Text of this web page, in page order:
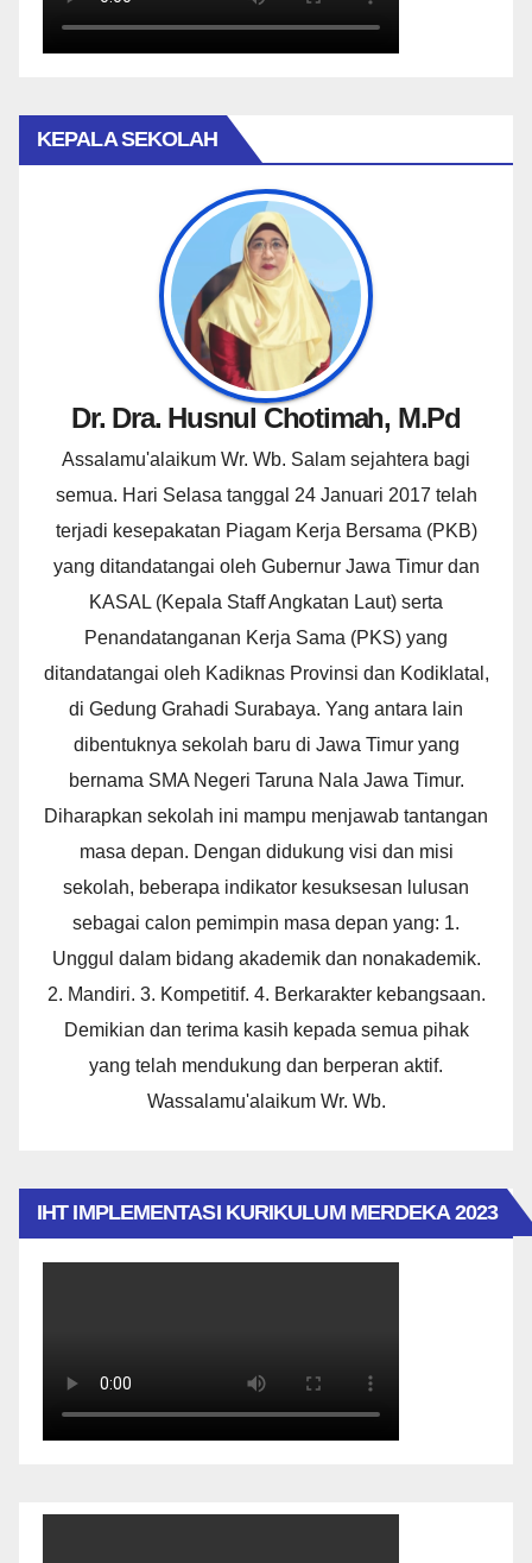
KEPALA SEKOLAH
Dr. Dra. Husnul Chotimah, M.Pd
Assalamu'alaikum Wr. Wb. Salam sejahtera bagi
semua. Hari Selasa tanggal 24 Januari 2017 telah
terjadi kesepakatan Piagam Kerja Bersama (PKB)
yang ditandatangai oleh Gubernur Jawa Timur dan
KASAL (Kepala Staff Angkatan Laut) serta
Penandatanganan Kerja Sama (PKS) yang
ditandatangai oleh Kadiknas Provinsi dan Kodiklatal,
di Gedung Grahadi Surabaya. Yang antara lain
dibentuknya sekolah baru di Jawa Timur yang
bernama SMA Negeri Taruna Nala Jawa Timur.
Diharapkan sekolah ini mampu menjawab tantangan
masa depan. Dengan didukung visi dan misi
sekolah, beberapa indikator kesuksesan lulusan
sebagai calon pemimpin masa depan yang: 1.
Unggul dalam bidang akademik dan nonakademik.
2. Mandiri. 3. Kompetitif. 4. Berkarakter kebangsaan.
Demikian dan terima kasih kepada semua pihak
yang telah mendukung dan berperan aktif.
Wassalamu'alaikum Wr. Wb.
IHT IMPLEMENTASI KURIKULUM MERDEKA 2023